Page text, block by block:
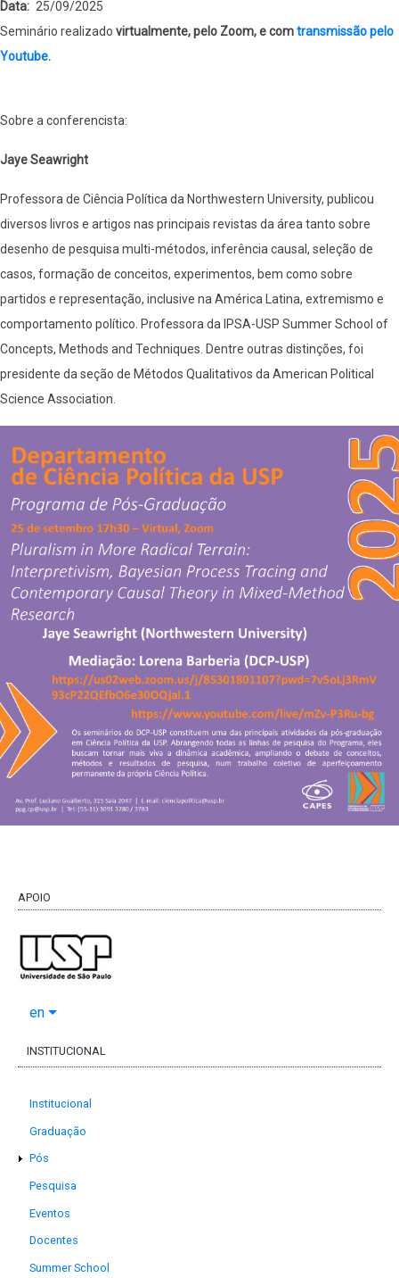
Data
25/09/2025
Seminário realizado virtualmente, pelo Zoom, e comtransmissão pelo
Youtube.
Sobre a conferencista:
Jaye Seawright
Professora de Ciência Política da Northwestern University, publicou
diversos livros e artigos nas principais revistas da área tanto sobre
desenho de pesquisa multi-métodos, inferência causal, seleção de
casos, formação de conceitos, experimentos, bem como sobre
partidos e representação, inclusive na América Latina, extremismo e
comportamento político. Professora da IPSA-USP Summer School of
Concepts, Methods and Techniques. Dentre outras distinções, foi
presidente da seção de Métodos Qualitativos da American Political
Science Association.
APOIO
en
INSTITUCIONAL
Institucional
Graduação
Pós
Pesquisa
Eventos
Docentes
Summer School